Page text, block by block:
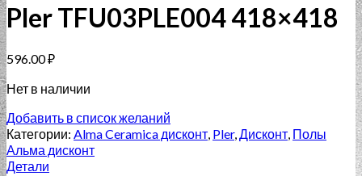
Pler TFU03PLE004 418×418
596.00₽
Нет в наличии
Добавить в список желаний
Категории: Alma Ceramica дисконт, Pler,Дисконт, Полы
Альма дисконт
Детали